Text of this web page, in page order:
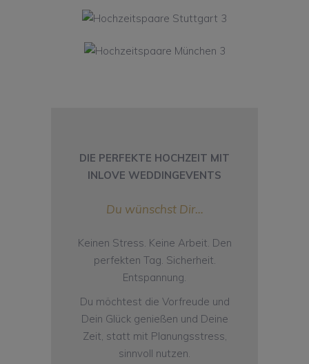
DIE PERFEKTE HOCHZEIT MIT
INLOVE WEDDINGEVENTS
Du wünschst Dir…
Keinen Stress. Keine Arbeit. Den
perfekten Tag. Sicherheit.
Entspannung.
Du möchtest die Vorfreude und
Dein Glück genießen und Deine
Zeit, statt mit Planungsstress,
sinnvoll nutzen.